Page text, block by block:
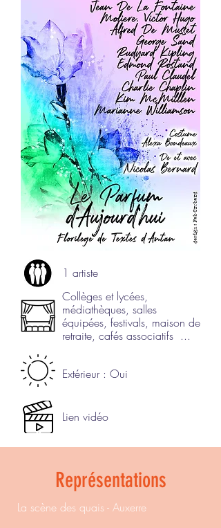
1 artiste
Collèges et lycées,
médiathèques, salles
équipées, festivals, maison de
retraite, cafés associatifs ...
Extérieur : Oui
Lien vidéo
Représentations
La scène des quais - Auxerre